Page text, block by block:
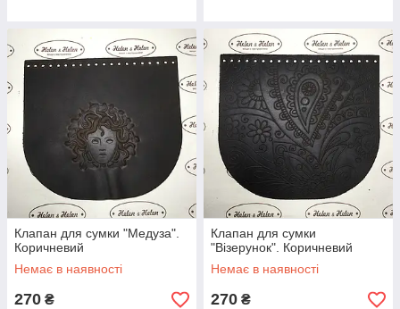
Клапан для сумки "Медуза".
Коричневий
Немає в наявності
270 ₴
Клапан для сумки
"Візерунок". Коричневий
Немає в наявності
270 ₴